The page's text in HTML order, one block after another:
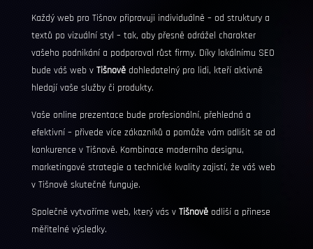
Každý web pro Tišnov připravuji individuálně – od struktury a
textů po vizuální styl – tak, aby přesně odrážel charakter
vašeho podnikání a podporoval růst firmy. Díky lokálnímu SEO
bude váš web v Tišnovědohledatelný pro lidi, kteří aktivně
hledají vaše služby či produkty.
Vaše online prezentace bude profesionální, přehledná a
efektivní – přivede více zákazníků a pomůže vám odlišit se od
konkurence v Tišnově. Kombinace moderního designu,
marketingové strategie a technické kvality zajistí, že váš web
v Tišnově skutečně funguje.
Společně vytvoříme web, který vás v Tišnověodliší a přinese
měřitelné výsledky.